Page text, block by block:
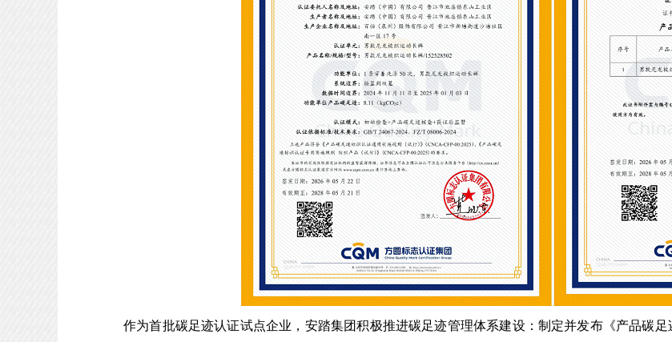
作为首批碳足迹认证试点企业，安踏集团积极推进碳足迹管理体系建设：制定并发布《产品碳